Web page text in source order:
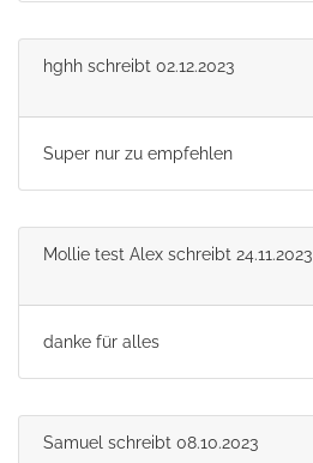
hghh schreibt 02.12.2023
Super nur zu empfehlen
Mollie test Alex schreibt 24.11.2023
danke für alles
Samuel schreibt 08.10.2023